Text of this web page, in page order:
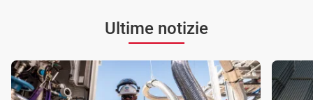
Ultime notizie